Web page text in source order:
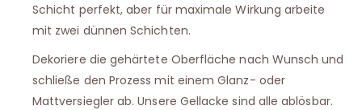
Schicht perfekt, aber für maximale Wirkung arbeite
mit zwei dünnen Schichten.
Dekoriere die gehärtete Oberfläche nach Wunsch und
schließe den Prozess mit einem Glanz- oder
Mattversiegler ab. Unsere Gellacke sind alle ablösbar.